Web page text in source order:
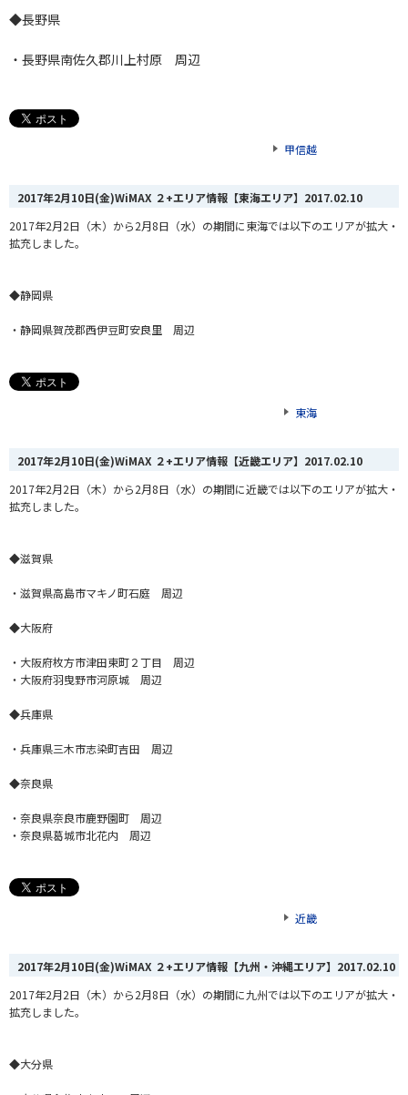
◆長野県
・長野県南佐久郡川上村原 周辺
甲信越
2017年2月10日(金)WiMAX ２+エリア情報【東海エリア】 2017.02.10
2017年2月2日（木）から2月8日（水）の期間に東海では以下のエリアが拡大・
拡充しました。
◆静岡県
・静岡県賀茂郡西伊豆町安良里 周辺
東海
2017年2月10日(金)WiMAX ２+エリア情報【近畿エリア】 2017.02.10
2017年2月2日（木）から2月8日（水）の期間に近畿では以下のエリアが拡大・
拡充しました。
◆滋賀県
・滋賀県高島市マキノ町石庭 周辺
◆大阪府
・大阪府枚方市津田東町２丁目 周辺
・大阪府羽曳野市河原城 周辺
◆兵庫県
・兵庫県三木市志染町吉田 周辺
◆奈良県
・奈良県奈良市鹿野園町 周辺
・奈良県葛城市北花内 周辺
近畿
2017年2月10日(金)WiMAX ２+エリア情報【九州・沖縄エリア】 2017.02.10
2017年2月2日（木）から2月8日（水）の期間に九州では以下のエリアが拡大・
拡充しました。
◆大分県